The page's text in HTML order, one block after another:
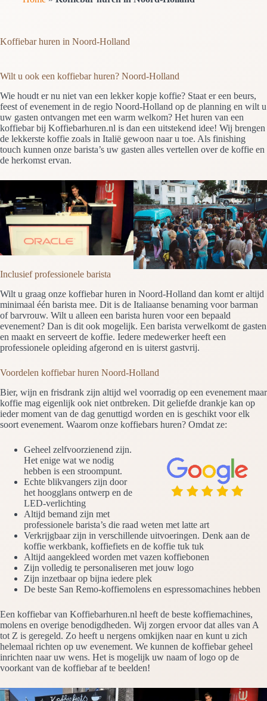
Koffiebar huren in Noord-Holland
Wilt u ook een koffiebar huren? Noord-Holland
Wie houdt er nu niet van een lekker kopje koffie? Staat er een beurs,
feest of evenement in de regio Noord-Holland op de planning en wilt u
uw gasten ontvangen met een warm welkom? Het huren van een
koffiebar bij Koffiebarhuren.nl is dan een uitstekend idee! Wij brengen
de lekkerste koffie zoals in Italië gewoon naar u toe. Als finishing
touch kunnen onze barista’s uw gasten alles vertellen over de koffie en
de herkomst ervan.
Inclusief professionele barista
Wilt u graag onze koffiebar huren in Noord-Holland dan komt er altijd
minimaal één barista mee. Dit is de Italiaanse benaming voor barman
of barvrouw. Wilt u alleen een barista huren voor een bepaald
evenement? Dan is dit ook mogelijk. Een barista verwelkomt de gasten
en maakt en serveert de koffie. Iedere medewerker heeft een
professionele opleiding afgerond en is uiterst gastvrij.
Voordelen koffiebar huren Noord-Holland
Bier, wijn en frisdrank zijn altijd wel voorradig op een evenement maar
koffie mag eigenlijk ook niet ontbreken. Dit geliefde drankje kan op
ieder moment van de dag genuttigd worden en is geschikt voor elk
soort evenement. Waarom onze koffiebars huren? Omdat ze:
Geheel zelfvoorzienend zijn.
Het enige wat we nodig
hebben is een stroompunt.
Echte blikvangers zijn door
het hoogglans ontwerp en de
LED-verlichting
Altijd bemand zijn met
professionele barista’s die raad weten met latte art
Verkrijgbaar zijn in verschillende uitvoeringen. Denk aan de
koffie werkbank, koffiefiets en de koffie tuk tuk
Altijd aangekleed worden met vazen koffiebonen
Zijn volledig te personaliseren met jouw logo
Zijn inzetbaar op bijna iedere plek
De beste San Remo-koffiemolens en espressomachines hebben
Een koffiebar van Koffiebarhuren.nl heeft de beste koffiemachines,
molens en overige benodigdheden. Wij zorgen ervoor dat alles van A
tot Z is geregeld. Zo heeft u nergens omkijken naar en kunt u zich
helemaal richten op uw evenement. We kunnen de koffiebar geheel
inrichten naar uw wens. Het is mogelijk uw naam of logo op de
voorkant van de koffiebar af te beelden!